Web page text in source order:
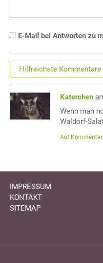
E-Mail bei Antworten zu
Hilfreichste Kommentare
Katerchen
Wenn man
Waldorf-
Auf
IMPRESSUM
KONTAKT
SITEMAP